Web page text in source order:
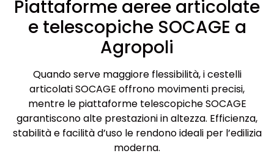
Piattaforme aeree articolate
e telescopiche SOCAGE a
Agropoli
Quando serve maggiore flessibilità, i cestelli
articolati SOCAGE offrono movimenti precisi,
mentre le piattaforme telescopiche SOCAGE
garantiscono alte prestazioni in altezza. Efficienza,
stabilità e facilità d’uso le rendono ideali per l’edilizia
moderna.